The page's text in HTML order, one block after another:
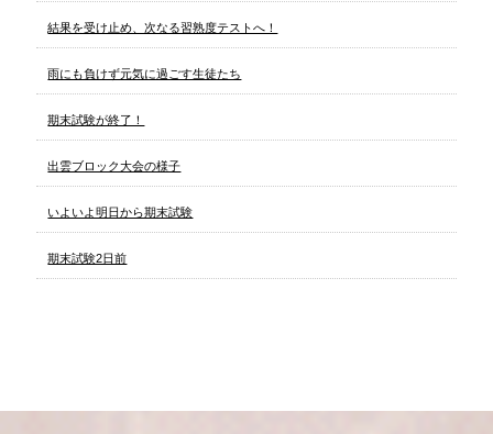
結果を受け止め、次なる習熟度テストへ！
雨にも負けず元気に過ごす生徒たち
期末試験が終了！
出雲ブロック大会の様子
いよいよ明日から期末試験
期末試験2日前